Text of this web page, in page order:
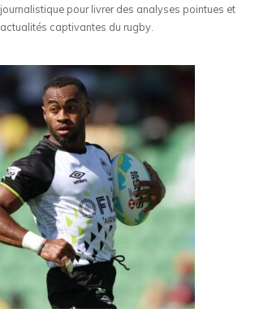
journalistique pour livrer des analyses pointues et
actualités captivantes du rugby.